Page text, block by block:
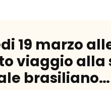
19 marzo
viaggio alla
brasiliano…